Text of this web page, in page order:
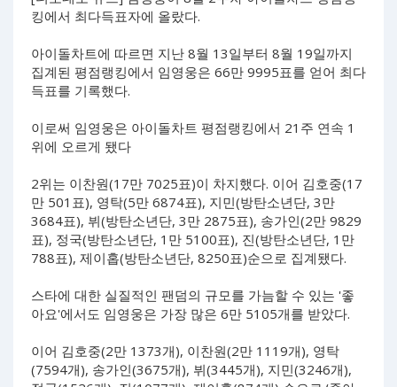
킹에서 최다득표자에 올랐다.
아이돌차트에 따르면 지난 8월 13일부터 8월 19일까지
집계된 평점랭킹에서 임영웅은 66만 9995표를 얻어 최다
득표를 기록했다.
이로써 임영웅은 아이돌차트 평점랭킹에서 21주 연속 1
위에 오르게 됐다
2위는 이찬원(17만 7025표)이 차지했다. 이어 김호중(17
만 501표), 영탁(5만 6874표), 지민(방탄소년단, 3만
3684표), 뷔(방탄소년단, 3만 2875표), 송가인(2만 9829
표), 정국(방탄소년단, 1만 5100표), 진(방탄소년단, 1만
788표), 제이홉(방탄소년단, 8250표)순으로 집계됐다.
스타에 대한 실질적인 팬덤의 규모를 가늠할 수 있는 '좋
아요'에서도 임영웅은 가장 많은 6만 5105개를 받았다.
이어 김호중(2만 1373개), 이찬원(2만 1119개), 영탁
(7594개), 송가인(3675개), 뷔(3445개), 지민(3246개),